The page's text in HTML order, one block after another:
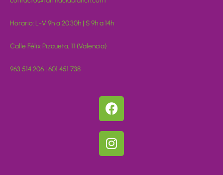
Horario: L-V 9h a 20.30h | S 9h a 14h
Calle Félix Pizcueta, 11 (Valencia)
963 514 206 | 601 451 738
F
a
e
b
I
n